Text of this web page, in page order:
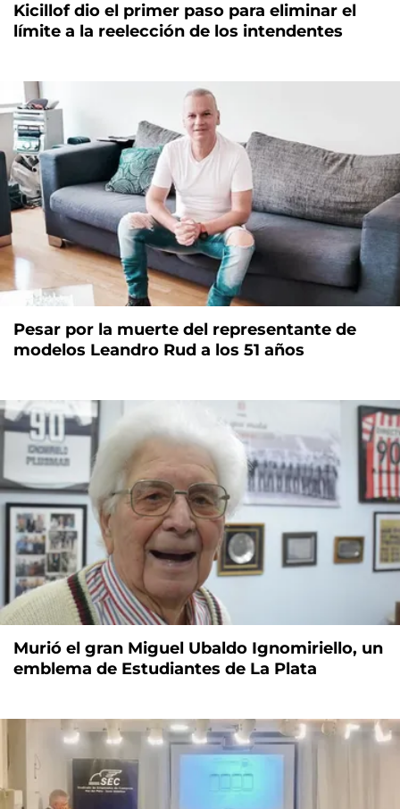
Kicillof dio el primer paso para eliminar el
límite a la reelección de los intendentes
Pesar por la muerte del representante de
modelos Leandro Rud a los 51 años
Murió el gran Miguel Ubaldo Ignomiriello, un
emblema de Estudiantes de La Plata